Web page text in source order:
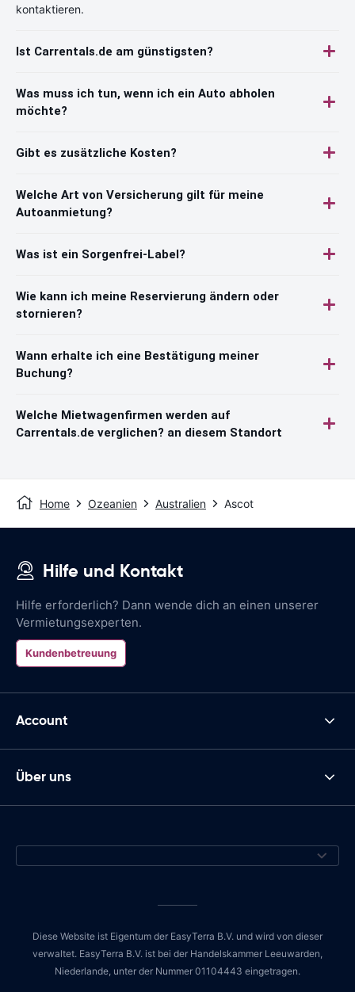
kontaktieren.
Ist Carrentals.de am günstigsten?
Was muss ich tun, wenn ich ein Auto abholen
möchte?
Gibt es zusätzliche Kosten?
Welche Art von Versicherung gilt für meine
Autoanmietung?
Was ist ein Sorgenfrei-Label?
Wie kann ich meine Reservierung ändern oder
stornieren?
Wann erhalte ich eine Bestätigung meiner
Buchung?
Welche Mietwagenfirmen werden auf
Carrentals.de verglichen? an diesem Standort
Home Ozeanien Australien Ascot
Hilfe und Kontakt
Hilfe erforderlich? Dann wende dich an einen unserer
Vermietungsexperten.
Kundenbetreuung
Account
Über uns
Diese Website ist Eigentum der EasyTerra B.V. und wird von dieser
verwaltet. EasyTerra B.V. ist bei der Handelskammer Leeuwarden,
Niederlande, unter der Nummer 01104443 eingetragen.